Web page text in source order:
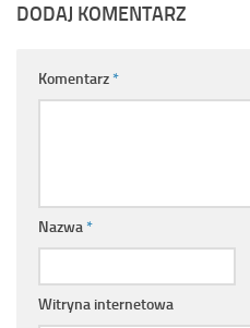
DODAJ KOMENTARZ
Komentarz*
Nazwa*
Witryna internetowa